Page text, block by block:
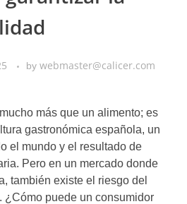
by webmaster@calicer.com
más que un alimento; es
gastronómica española, un
el mundo y el resultado de
Pero en un mercado donde
también existe el riesgo del
¿Cómo puede un consumidor